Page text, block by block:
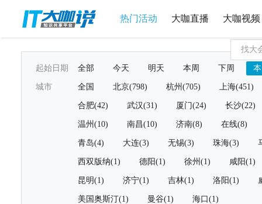
热门活动 大咖直播 大咖视频
起始日期 全部 今天 明天 本周 下周
城市 全国 北京(798) 杭州(705) 上海(451)
合肥(42) 武汉(31) 厦门(24) 长沙(22)
温州(10) 南昌(10) 济南(8) 在线(8)
青岛(4) 大连(3) 无锡(3) 珠海(3)
西双版纳(1) 德阳(1) 徐州(1) 咸阳(1)
昆明(1) 济宁(1) 吉林(1) 洛阳(1)
美国奥斯汀(1) 曼谷(1) 海口(1)